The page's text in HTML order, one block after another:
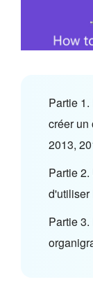
Partie
créer un
2013,
Partie
d'utiliser
Partie